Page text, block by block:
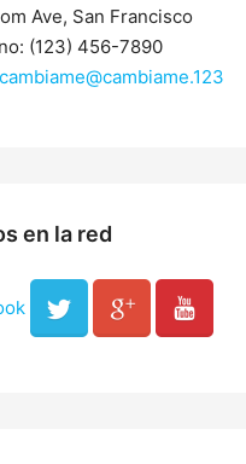
Ave, San Francisco
(123) 456-7890
cambiame@cambiame.123
en la red